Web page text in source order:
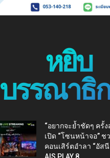
หยิบ
บรรณาธิ
“อยากจะย้ำชัดๆ ครั้ง
เปิด “โซนหน้าจอ” ช
คอนเสิร์ตอำลา “อัส
AIS PLAY 8...